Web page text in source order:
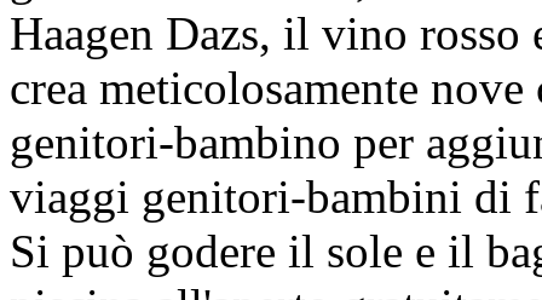
Haagen Dazs, il vino
crea meticolosamente nove
genitori-bambino per
viaggi genitori-bambini di
Si può godere il sole e il